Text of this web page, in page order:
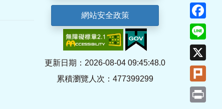
網站安全政策
更新日期：2026-08-04 09:45:48.0
累積瀏覽人次：477399299